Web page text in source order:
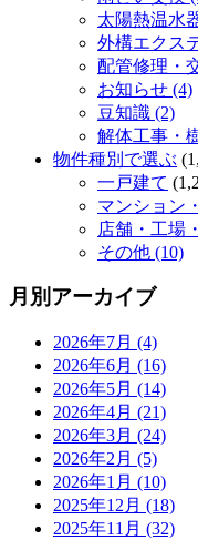
太陽熱温水
外構エクス
配管修理・
お知らせ (4)
豆知識 (2)
解体工事・
物件種別で選ぶ
一戸建て
マンション
店舗・工場
その他 (10)
月別アーカイブ
2026年7月 (4)
2026年6月 (16)
2026年5月 (14)
2026年4月 (21)
2026年3月 (24)
2026年2月 (5)
2026年1月 (10)
2025年12月 (18)
2025年11月 (32)